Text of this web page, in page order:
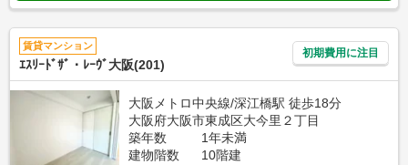
賃貸マンション
ｴｽﾘｰﾄﾞｻﾞ・ﾚｰｳﾞ大阪(201)
初期費用に注目
大阪メトロ中央線/深江橋駅 徒歩18分
大阪府大阪市東成区大今里２丁目
築年数
1年未満
建物階数
10階建